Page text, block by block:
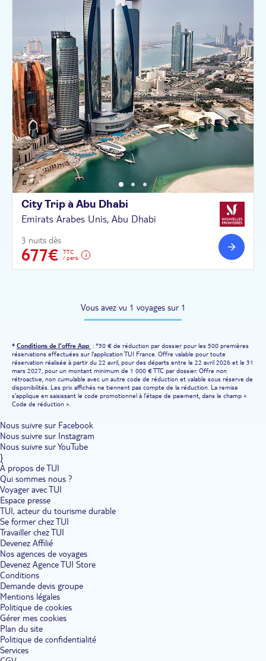
City Trip à Abu Dhabi
Emirats Arabes Unis, Abu Dhabi
3 nuits dès
677€
TTC
/ pers.
Vous avez vu 1 voyages sur 1
* Conditions de l'offre App : *30 € de réduction par dossier pour les 500 premières
réservations effectuées sur l'application TUI France. Offre valable pour toute
réservation réalisée à partir du 22 avril, pour des départs entre le 22 avril 2026 et le 31
mars 2027, pour un montant minimum de 1 000 € TTC par dossier. Offre non
rétroactive, non cumulable avec un autre code de réduction et valable sous réserve de
disponibilités. Les prix affichés ne tiennent pas compte de la réduction. La remise
s'applique en saisissant le code promotionnel à l'étape de paiement, dans le champ «
Code de réduction ».
Nous suivre sur Facebook
Nous suivre sur Instagram
Nous suivre sur YouTube
}
À propos de TUI
Qui sommes nous ?
Voyager avec TUI
Espace presse
TUI, acteur du tourisme durable
Se former chez TUI
Travailler chez TUI
Devenez Affilié
Nos agences de voyages
Devenez Agence TUI Store
Conditions
Demande devis groupe
Mentions légales
Politique de cookies
Gérer mes cookies
Plan du site
Politique de confidentialité
Services